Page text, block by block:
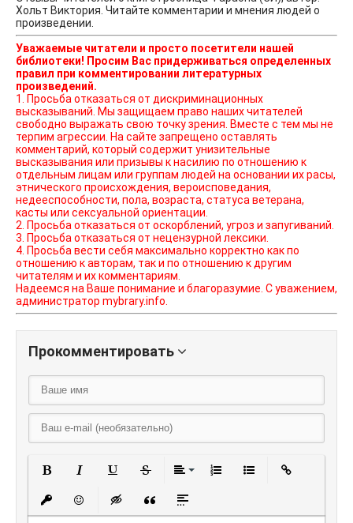
Хольт Виктория. Читайте комментарии и мнения людей о
произведении.
Уважаемые читатели и просто посетители нашей
библиотеки! Просим Вас придерживаться определенных
правил при комментировании литературных
произведений.
1. Просьба отказаться от дискриминационных
высказываний. Мы защищаем право наших читателей
свободно выражать свою точку зрения. Вместе с тем мы не
терпим агрессии. На сайте запрещено оставлять
комментарий, который содержит унизительные
высказывания или призывы к насилию по отношению к
отдельным лицам или группам людей на основании их расы,
этнического происхождения, вероисповедания,
недееспособности, пола, возраста, статуса ветерана,
касты или сексуальной ориентации.
2. Просьба отказаться от оскорблений, угроз и запугиваний.
3. Просьба отказаться от нецензурной лексики.
4. Просьба вести себя максимально корректно как по
отношению к авторам, так и по отношению к другим
читателям и их комментариям.
Надеемся на Ваше понимание и благоразумие. С уважением,
администратор mybrary.info.
Прокомментировать
Полужирный
Курсив